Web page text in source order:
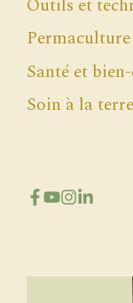
Outils et
Santé et
Soin à la